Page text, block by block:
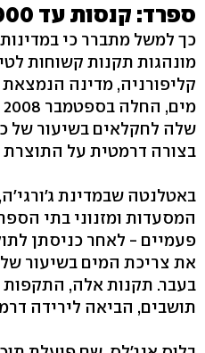
ספרד: קנסות עד 4,000 דולר
כך למשל מתברר כי
מונהגות תקנות קשוחות
קליפורניה, מדינה
בצורה דרמטית על התוצרת
באטלנטה שבמדינת
המסעדות ומזנוני בתי
פעמיים - לאחר כניסתן
בעבר. תקנות אלה, התקפות
תושבים, הביאה לירידה